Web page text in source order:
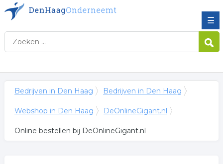
☰
Bedrijven in Den Haag Bedrijven in Den Haag
Webshop in Den Haag DeOnlineGigant.nl
Online bestellen bij DeOnlineGigant.nl